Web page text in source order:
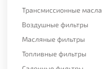
Трансмиссионные масла
Воздушные фильтры
Масляные фильтры
Топливные фильтры